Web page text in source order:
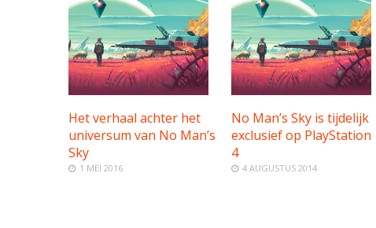
Het verhaal achter het
universum van No Man’s
Sky
1 MEI 2016
No Man’s Sky is tijdelijk
exclusief op PlayStation
4
4 AUGUSTUS 2014